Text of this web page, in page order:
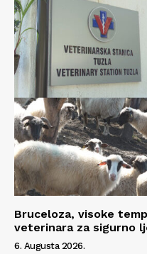
Bruceloza, visoke
veterinara za sigurno
6. Augusta 2026.